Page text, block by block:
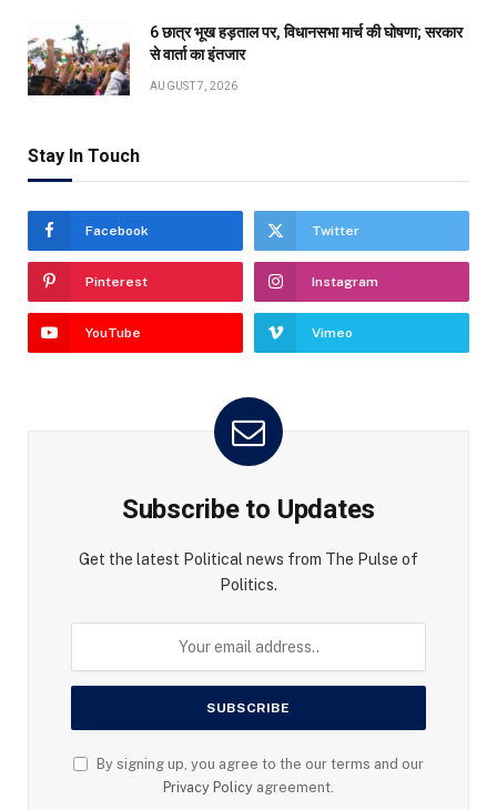
6 छात्र भूख हड़ताल पर, विधानसभा मार्च की घोषणा; सरकार
से वार्ता का इंतजार
AUGUST 7, 2026
Stay In Touch
Facebook Twitter
Pinterest Instagram
YouTube Vimeo
Subscribe to Updates
Get the latest Political news from The Pulse of
Politics.
By signing up, you agree to the our terms and our
Privacy Policy agreement.